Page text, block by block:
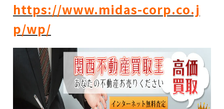
https://www.midas-corp.co.j
p/wp/